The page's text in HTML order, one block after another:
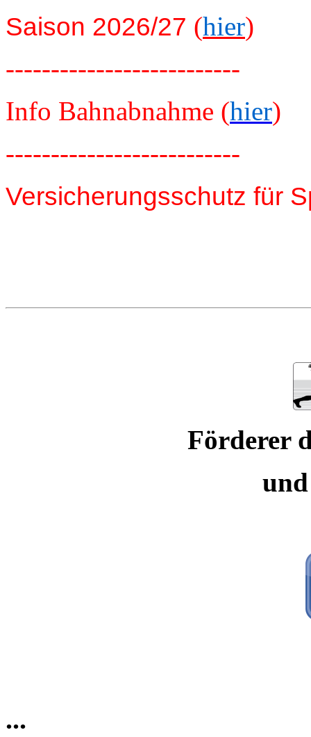
Saison 2026/27 (hier)
--------------------------
Info Bahnabnahme (hier)
--------------------------
Versicherungsschutz für
Förderer
...